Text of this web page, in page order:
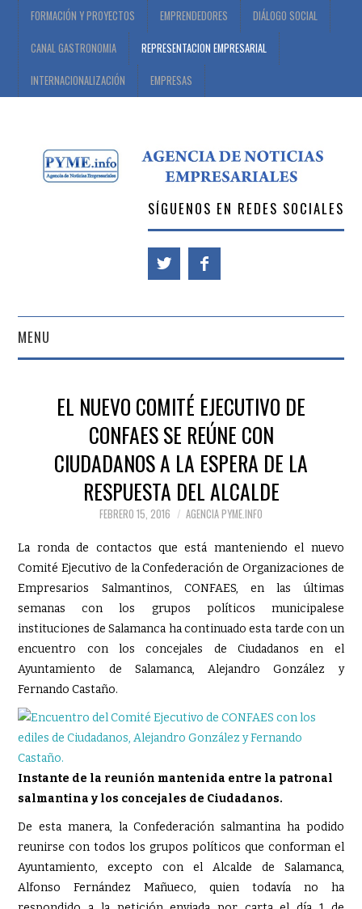
FORMACIÓN Y PROYECTOS EMPRENDEDORES DIÁLOGO SOCIAL
CANAL GASTRONOMIA REPRESENTACION EMPRESARIAL
INTERNACIONALIZACIÓN EMPRESAS
SÍGUENOS EN REDES SOCIALES
MENU
EL NUEVO COMITÉ EJECUTIVO DE
CONFAES SE REÚNE CON
CIUDADANOS A LA ESPERA DE LA
RESPUESTA DEL ALCALDE
FEBRERO 15, 2016 AGENCIA PYME.INFO
La ronda de contactos que está manteniendo el nuevo
Comité Ejecutivo de la Confederación de Organizaciones de
Empresarios Salmantinos, CONFAES, en las últimas
semanas con los grupos políticos municipalese
instituciones de Salamanca ha continuado esta tarde con un
encuentro con los concejales de Ciudadanos en el
Ayuntamiento de Salamanca, Alejandro González y
Fernando Castaño.
Instante de la reunión mantenida entre la patronal
salmantina y los concejales de Ciudadanos.
De esta manera, la Confederación salmantina ha podido
reunirse con todos los grupos políticos que conforman el
Ayuntamiento, excepto con el Alcalde de Salamanca,
Alfonso Fernández Mañueco, quien todavía no ha